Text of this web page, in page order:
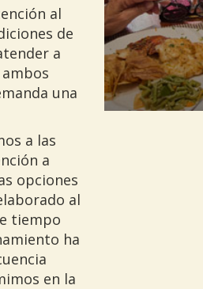
al
de
a
una
a las
a
opciones
al
tiempo
ha
en la